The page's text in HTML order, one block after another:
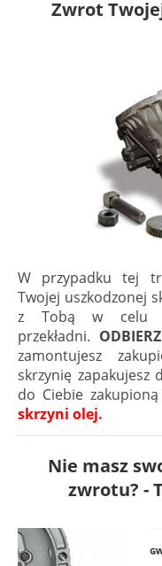
Zwrot
W przypadku tej
Twojej uszkodzonej
z Tobą w celu
przekładni.
zamontujesz
skrzynię zapakujesz
do Ciebie
skrzyni olej.
Nie masz
zwrotu? -